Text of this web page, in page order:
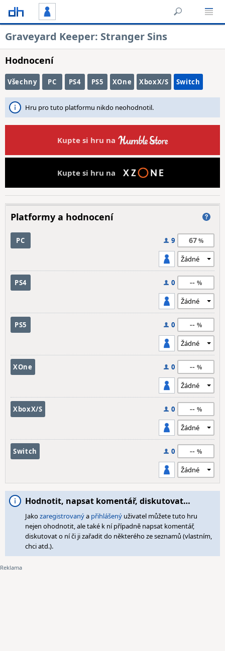
Graveyard Keeper: Stranger Sins
Hodnocení
Všechny PC PS4 PS5 XOne XboxX/S Switch
Hru pro tuto platformu nikdo neohodnotil.
Kupte si hru na
Kupte si hru na
Platformy a hodnocení
PC 9 67
PS4 0 --
PS5 0 --
XOne 0 --
XboxX/S 0 --
Switch 0 --
Hodnotit, napsat komentář, diskutovat…
Jakozaregistrovanýa přihlášený uživatel můžete tuto hru
nejen ohodnotit, ale také k ní případně napsat komentář,
diskutovat o ní či ji zařadit do některého ze seznamů (vlastním,
chci atd.).